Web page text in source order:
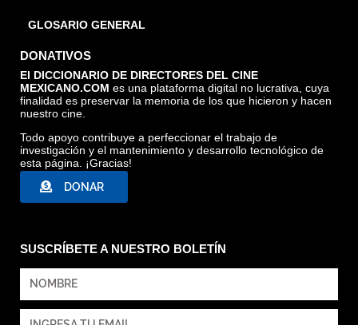
GLOSARIO GENERAL
DONATIVOS
El DICCIONARIO DE DIRECTORES DEL CINE
MEXICANO.COM es una plataforma digital no lucrativa, cuya
finalidad es preservar la memoria de los que hicieron y hacen
nuestro cine.
Todo apoyo contribuye a perfeccionar el trabajo de
investigación y el mantenimiento y desarrollo tecnológico de
esta página. ¡Gracias!
DONAR
SUSCRÍBETE A NUESTRO BOLETÍN